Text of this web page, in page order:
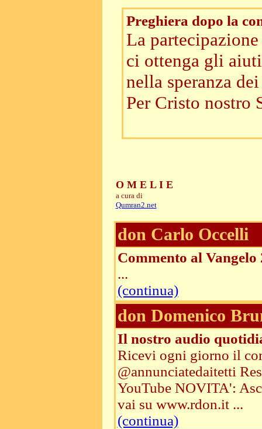
Preghiera dopo la
La
ci ottenga gli
nella speranza
Per Cristo nostro
O M E L I E
a cura di
Qumran2.net
don Carlo Occelli
Commento al Vangelo
...
(continua)
don Domenico
Il nostro audio
Ricevi ogni giorno il
@annunciatedaitetti
YouTube NOVITA':
vai su www.rdon.it ...
(continua)